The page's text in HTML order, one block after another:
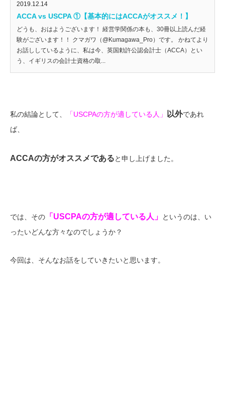
2019.12.14
ACCA vs USCPA ①【基本的にはACCAがオススメ！】
どうも、おはようございます！ 経営学関係の本も、30冊以上読んだ経
験がございます！！ クマガワ（@Kumagawa_Pro）です。 かねてより
お話ししているように、私は今、英国勅許公認会計士（ACCA）とい
う、イギリスの会計士資格の取...
私の結論として、 「USCPAの方が適している人」 以外であれ
ば、
ACCAの方がオススメであると申し上げました。
では、その 「USCPAの方が適している人」
というのは、い
ったいどんな方々なのでしょうか？
今回は、そんなお話をしていきたいと思います。